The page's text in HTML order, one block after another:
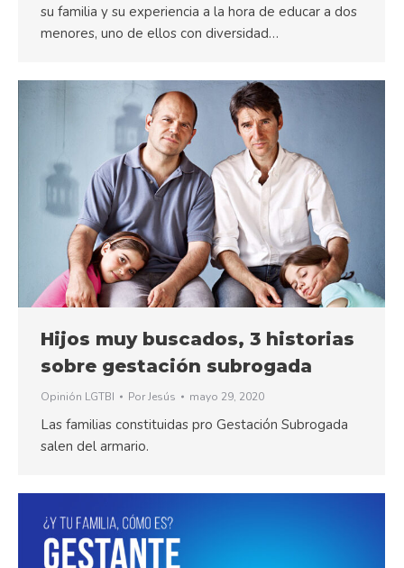
su familia y su experiencia a la hora de educar a dos
menores, uno de ellos con diversidad…
Hijos muy buscados, 3 historias
sobre gestación subrogada
Opinión LGTBI PorJesús mayo 29, 2020
Las familias constituidas pro Gestación Subrogada
salen del armario.